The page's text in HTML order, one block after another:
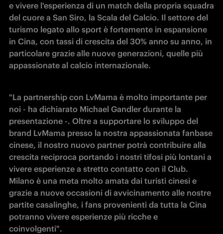
e vivere l'esperienza di un match della propria squadra
del cuore a San Siro, la Scala del Calcio. Il settore del
turismo legato allo sport è fortemente in espansione
in Cina, con tassi di crescita del 30% anno su anno, in
particolare grazie alle nuove generazioni, quelle più
appassionate al calcio internazionale.
"La partnership con LvMama è molto importante per
noi - ha dichiarato Michael Gandler durante la
presentazione -. Oltre a supportare lo sviluppo del
brand LvMama presso la nostra appassionata fanbase
cinese, il nostro nuovo partner potrà contribuire alla
crescita reciproca portando i nostri tifosi più lontani a
vivere esperienze a stretto contatto con il Club.
Milano è una meta molto amata dai turisti cinesi e
grazie a nuove occasioni di avvicinamento alle nostre
partite casalinghe, i fans provenienti da tutta la Cina
potranno vivere esperienze più ricche e
coinvolgenti".